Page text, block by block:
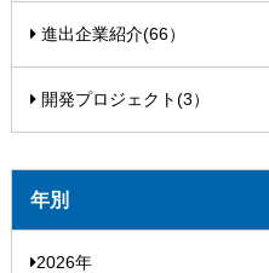
進出企業紹介(66）
開発プロジェクト(3）
年別
2026年